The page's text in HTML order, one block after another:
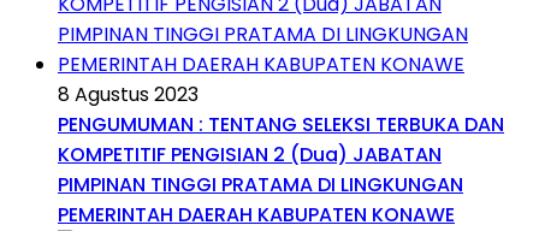
8 Agustus 2023
PENGUMUMAN : TENTANG SELEKSI TERBUKA DAN
KOMPETITIF PENGISIAN 2 (Dua) JABATAN
PIMPINAN TINGGI PRATAMA DI LINGKUNGAN
PEMERINTAH DAERAH KABUPATEN KONAWE